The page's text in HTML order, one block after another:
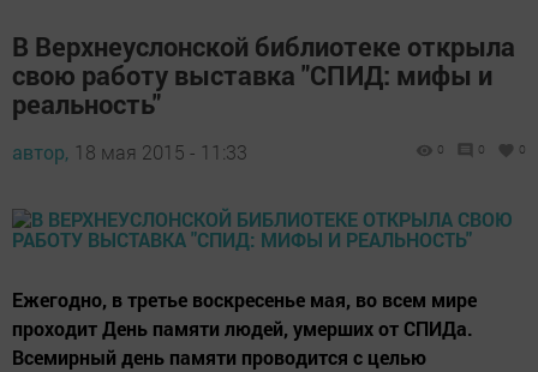
В Верхнеуслонской библиотеке открыла
свою работу выставка "СПИД: мифы и
реальность"
автор, 18 мая 2015 - 11:33 0 0 0
Ежегодно, в третье воскресенье мая, во всем мире
проходит День памяти людей, умерших от СПИДа.
Всемирный день памяти проводится с целью